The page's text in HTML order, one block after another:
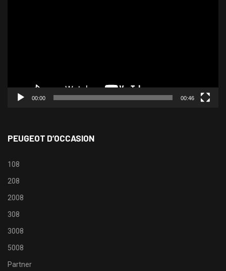
00:00 00:46
PEUGEOT D’OCCASION
108
208
2008
308
3008
5008
Partner